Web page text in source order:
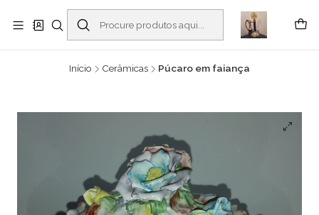
Buscantiguidades - Leilões. Colecionismo e antiguidades em Viana do
Castelo -
Ler mais
Início Cerâmicas Púcaro em faiança